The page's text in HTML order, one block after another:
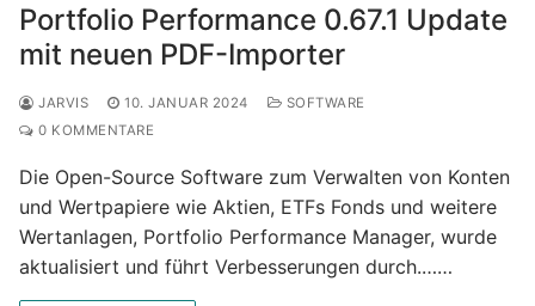
Portfolio Performance 0.67.1 Update
mit neuen PDF-Importer
JARVIS 10. JANUAR 2024
SOFTWARE
0 KOMMENTARE
Die Open-Source Software zum Verwalten von Konten
und Wertpapiere wie Aktien, ETFs Fonds und weitere
Wertanlagen, Portfolio Performance Manager, wurde
aktualisiert und führt Verbesserungen durch.……